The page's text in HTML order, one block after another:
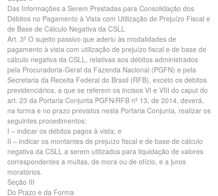
Das Informações a Serem Prestadas para Consolidação dos
Débitos no Pagamento à Vista com Utilização de Prejuízo Fiscal e
de Base de Cálculo Negativa da CSLL
Art. 3º O sujeito passivo que aderiu às modalidades de
pagamento à vista com utilização de prejuízo fiscal e de base de
cálculo negativa da CSLL, relativas aos débitos administrados
pela Procuradoria-Geral da Fazenda Nacional (PGFN) e pela
Secretaria da Receita Federal do Brasil (RFB), exceto os débitos
previdenciários, a que se referem os incisos VI e VIII do caput do
art. 23 da Portaria Conjunta PGFN/RFB nº 13, de 2014, deverá,
na forma e no prazo previstos nesta Portaria Conjunta, realizar os
seguintes procedimentos:
I – indicar os débitos pagos à vista; e
II – indicar os montantes de prejuízo fiscal e de base de cálculo
negativa da CSLL a serem utilizados para liquidação de valores
correspondentes a multas, de mora ou de ofício, e a juros
moratórios.
Seção III
Do Prazo e da Forma